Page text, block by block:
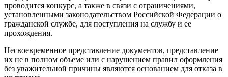
проводится конкурс, а также в связи с ограничениями,
установленными законодательством Российской Федерации о
гражданской службе, для поступления на службу и ее
прохождения.
Несвоевременное представление документов, представление
их не в полном объеме или с нарушением правил оформления
без уважительной причины являются основанием для отказа в